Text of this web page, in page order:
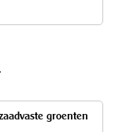
groenten